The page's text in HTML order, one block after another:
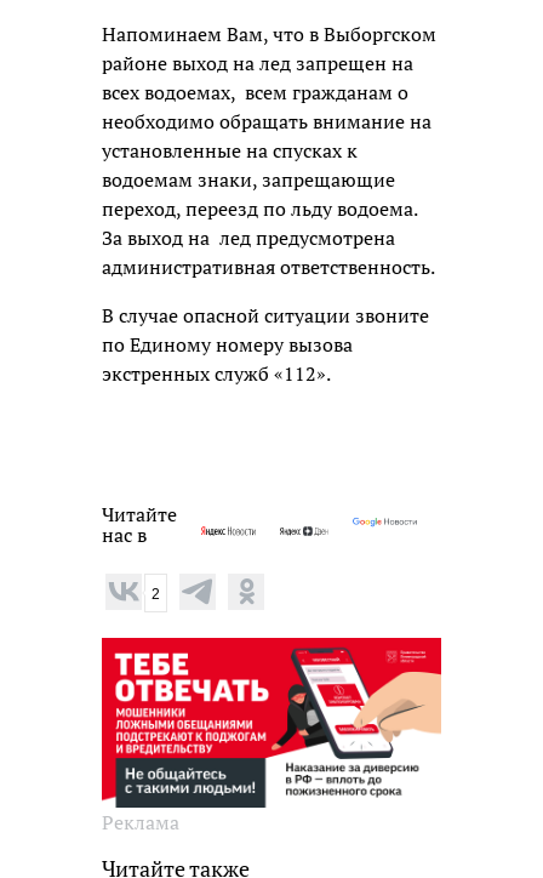
Напоминаем Вам, что в Выборгском
районе выход на лед запрещен на
всех водоемах, всем гражданам о
необходимо обращать внимание на
установленные на спусках к
водоемам знаки, запрещающие
переход, переезд по льду водоема.
За выход на лед предусмотрена
административная ответственность.
В случае опасной ситуации звоните
по Единому номеру вызова
экстренных служб «112».
Читайте
нас в
2
Реклама
Читайте также